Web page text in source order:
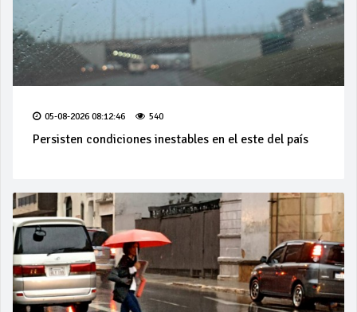
05-08-2026 08:12:46 540
Persisten condiciones inestables en el este del país